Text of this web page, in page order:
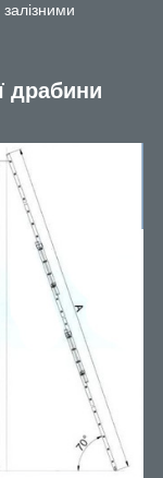
драбини